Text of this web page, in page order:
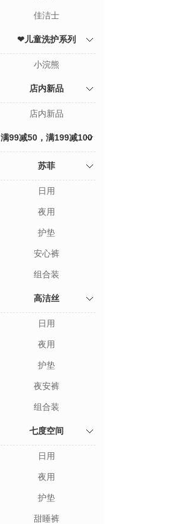
佳洁士
❤儿童洗护系列
小浣熊
店内新品
店内新品
满99减50，满199减100
专区
苏菲
日用
夜用
护垫
安心裤
组合装
高洁丝
日用
夜用
护垫
夜安裤
组合装
七度空间
日用
夜用
护垫
甜睡裤